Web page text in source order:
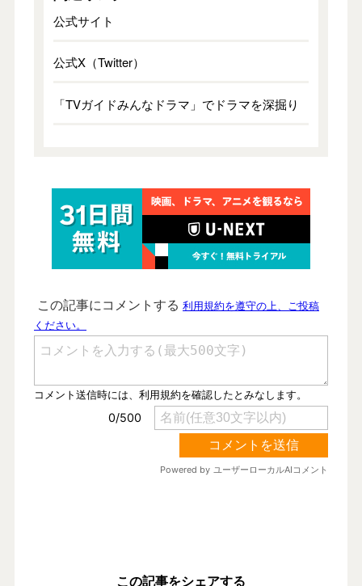
公式サイト
公式X（Twitter）
「TVガイドみんなドラマ」でドラマを深掘り
この記事をシェアする